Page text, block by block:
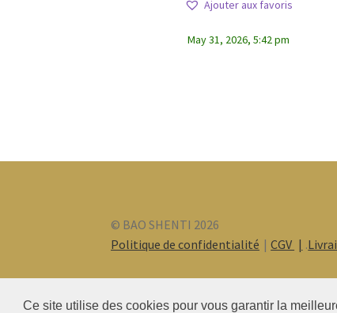
Ce site utilise des cookies pour vous garantir la
Ajouter aux favoris
May 31, 2026, 5:42 pm
© BAO SHENTI 2026
Politique de confidentialité
CGV .